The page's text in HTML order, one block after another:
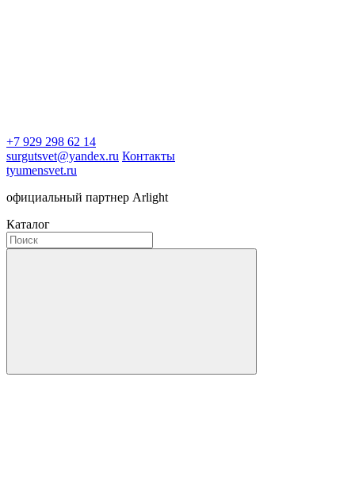
+7 929 298 62 14
surgutsvet@yandex.ru Контакты
tyumensvet.ru
официальный партнер Arlight
Каталог